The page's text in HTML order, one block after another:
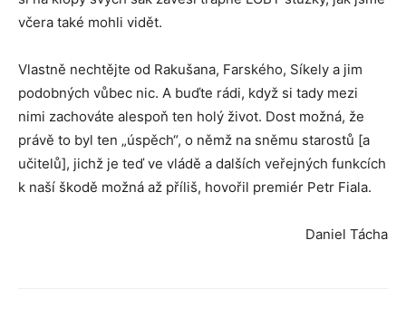
včera také mohli vidět.
Vlastně nechtějte od Rakušana, Farského, Síkely a jim
podobných vůbec nic. A buďte rádi, když si tady mezi
nimi zachováte alespoň ten holý život. Dost možná, že
právě to byl ten „úspěch“, o němž na sněmu starostů [a
učitelů], jichž je teď ve vládě a dalších veřejných funkcích
k naší škodě možná až příliš, hovořil premiér Petr Fiala.
Daniel Tácha